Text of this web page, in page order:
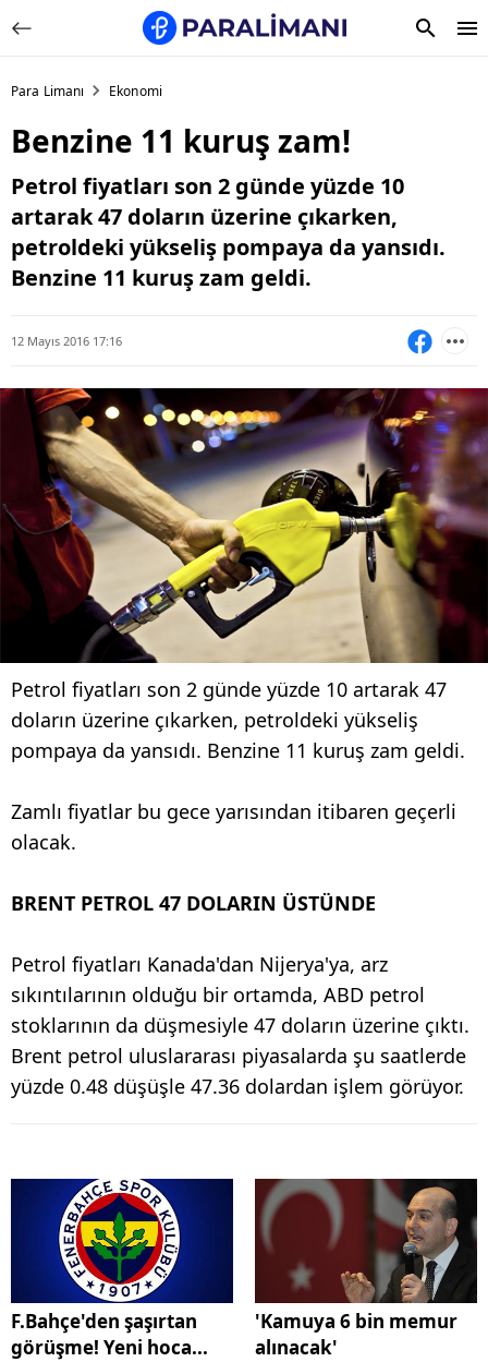
Para Limanı Ekonomi
Benzine 11 kuruş zam!
Petrol fiyatları son 2 günde yüzde 10
artarak 47 doların üzerine çıkarken,
petroldeki yükseliş pompaya da yansıdı.
Benzine 11 kuruş zam geldi.
12 Mayıs 2016 17:16
Petrol fiyatları son 2 günde yüzde 10 artarak 47
doların üzerine çıkarken, petroldeki yükseliş
pompaya da yansıdı. Benzine 11 kuruş zam geldi.
Zamlı fiyatlar bu gece yarısından itibaren geçerli
olacak.
BRENT PETROL 47 DOLARIN ÜSTÜNDE
Petrol fiyatları Kanada'dan Nijerya'ya, arz
sıkıntılarının olduğu bir ortamda, ABD petrol
stoklarının da düşmesiyle 47 doların üzerine çıktı.
Brent petrol uluslararası piyasalarda şu saatlerde
yüzde 0.48 düşüşle 47.36 dolardan işlem görüyor.
F.Bahçe'den şaşırtan
görüşme! Yeni hoca...
'Kamuya 6 bin memur
alınacak'